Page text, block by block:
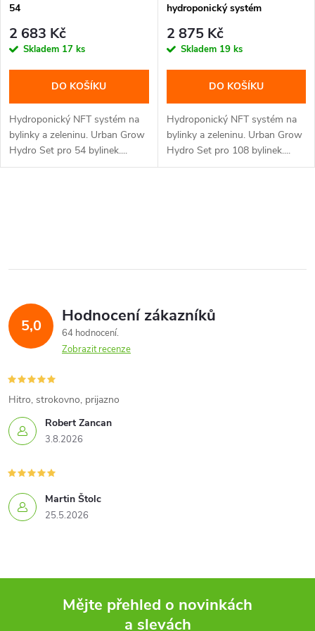
o
d
u
k
r
o
u
k
54
2 683 Kč
Skladem 17 ks
DO KOŠÍKU
Hydroponický NFT systém na
bylinky a zeleninu. Urban Grow
Hydro Set pro 54 bylinek....
hydroponický systém
2 875 Kč
Skladem 19 ks
DO KOŠÍKU
Hydroponický NFT systém na
bylinky a zeleninu. Urban Grow
Hydro Set pro 108 bylinek....
l
d
a
c
í
p
r
v
k
v
5,0 Hodnocení zákazníků
64 hodnocení
Zobrazit recenze
Robert Zancan
3.8.2026
Hitro, strokovno, prijazno
Martin Štolc
25.5.2026
Mějte přehled o novinkách
a slevách